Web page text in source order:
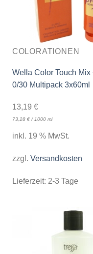
COLORATIONEN
Wella Color Touch
0/30 Multipack 3x60ml
13,19 €
73,28 €/1000 ml
inkl. 19 % MwSt.
zzgl. Versandkosten
Lieferzeit: 2-3 Tage